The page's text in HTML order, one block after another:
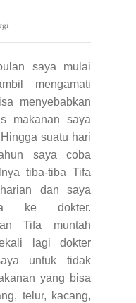
saya mulai
mengamati
menyebabkan
makanan saya
suatu hari
saya coba
tiba-tiba Tifa
dan saya
ke dokter.
Tifa muntah
lagi dokter
untuk tidak
yang bisa
telur, kacang,